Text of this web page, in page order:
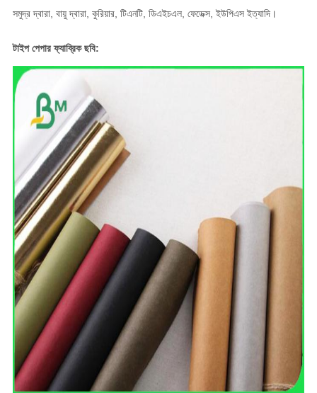
সমুদ্র দ্বারা, বায়ু দ্বারা, কুরিয়ার, টিএনটি, ডিএইচএল, ফেডেক্স, ইউপিএস ইত্যাদি।
টাইপ পেপার ফ্যাব্রিক ছবি: